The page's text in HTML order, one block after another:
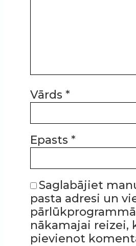
Vārds*
Epasts*
Saglabājiet
pasta adresi un
pārlūkprogrammā
nākamajai reizei,
pievienot